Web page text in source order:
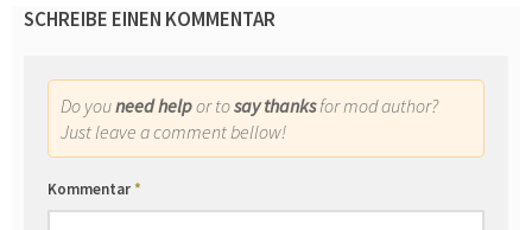
SCHREIBE EINEN KOMMENTAR
Do youneed helpor tosay thanksfor mod author?
Just leave a comment bellow!
Kommentar*